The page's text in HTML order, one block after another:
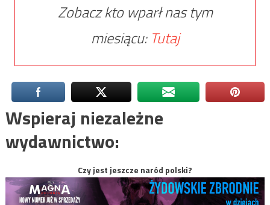
Zobacz kto wparł nas tym
miesiącu: Tutaj
Wspieraj niezależne
wydawnictwo:
Czy jest jeszcze naród polski?